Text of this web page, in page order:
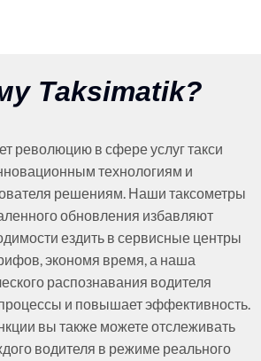
Taksimatik?
революцию в сфере услуг такси
технологиям и
решениям. Наши таксометры
обновления избавляют
ездить в сервисные центры
экономя время, а наша
распознавания водителя
и повышает эффективность.
вы также можете отслеживать
водителя в режиме реального